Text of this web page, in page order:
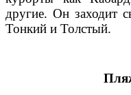
другие. Он заходит
Тонкий и Толстый.